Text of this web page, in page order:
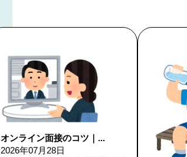
オンライン面接のコツ｜...
2026年07月28日